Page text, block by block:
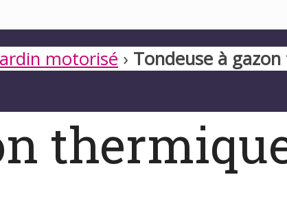
motorisé › Tondeuse à